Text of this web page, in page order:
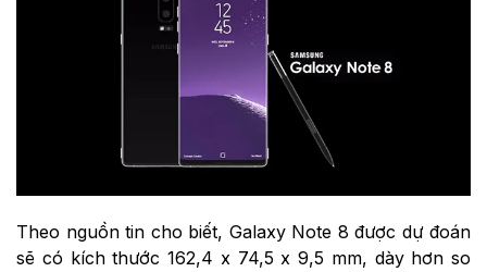
Theo nguồn tin cho biết, Galaxy Note 8 được dự đoán
sẽ có kích thước 162,4 x 74,5 x 9,5 mm, dày hơn so